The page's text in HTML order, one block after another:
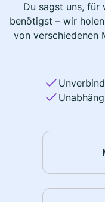
Du sagst uns, für
benötigst – wir
von verschiedenen